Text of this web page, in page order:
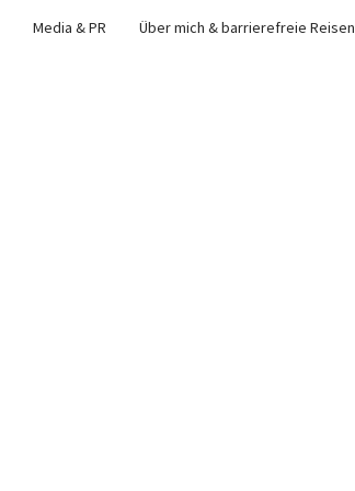
Media & PR Über mich & barrierefreie Reisen